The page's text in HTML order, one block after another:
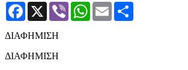
Facebook
X Viber WhatsApp
Email
ΔΙΑΦΗΜΙΣΗ
ΔΙΑΦΗΜΙΣΗ